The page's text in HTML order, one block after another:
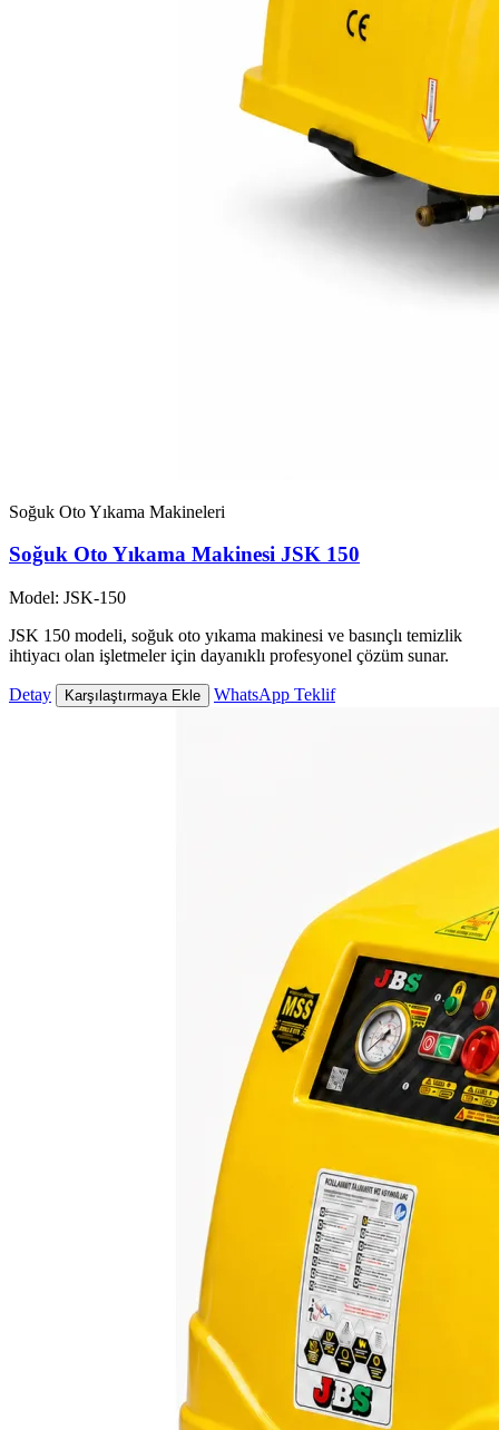
Soğuk Oto Yıkama Makineleri
Soğuk Oto Yıkama Makinesi JSK 150
Model: JSK-150
JSK 150 modeli, soğuk oto yıkama makinesi ve basınçlı temizlik
ihtiyacı olan işletmeler için dayanıklı profesyonel çözüm sunar.
Detay Karşılaştırmaya Ekle WhatsApp Teklif